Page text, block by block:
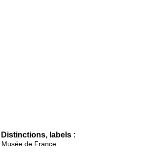
Distinctions, labels :
Musée de France